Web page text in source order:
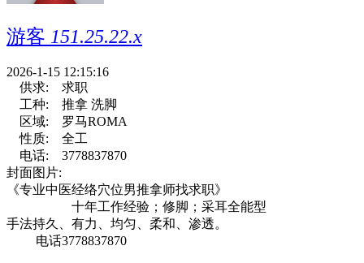
游客 151.25.22.x
2026-1-15 12:15:16
供求:
求职
工种:
推拿 洗脚
区域:
罗马ROMA
性质:
全工
电话:
3778837870
封面图片:
《专业中医经络穴位男推拿师找求职》
十年工作经验；修脚；采耳全能型
手法持久、有力、均匀、柔和、渗透。
电话3778837870